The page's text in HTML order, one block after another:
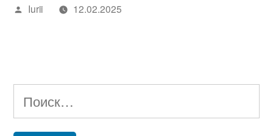
Написано
Iurii 12.02.2025
Найти: